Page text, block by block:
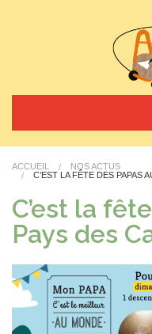
Nos activités
Nos actus
Réservez votre arrivée
Contact
ACCUEIL
NOS ACTUS
C’EST LA FÊTE DES PAPAS
C’est la
Pays des